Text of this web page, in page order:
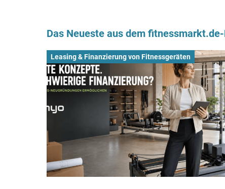
Das Neueste aus dem
Leasing & Finanzierung von Fitnessgeräten